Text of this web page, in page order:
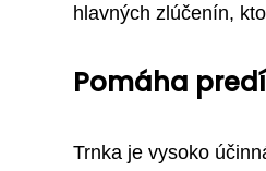
hlavných zlúčenín,
Pomáha
Trnka je vysoko